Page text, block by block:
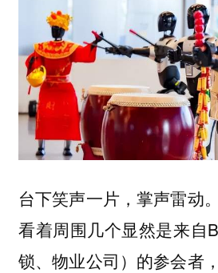
台下笑声一片，掌声雷动
看着周围几个显然是来自
锁、物业公司）的参会者